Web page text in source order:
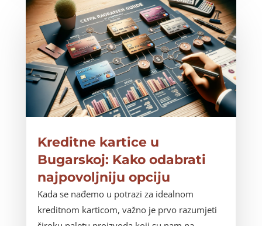
Kreditne kartice u
Bugarskoj: Kako odabrati
najpovoljniju opciju
Kada se nađemo u potrazi za idealnom
kreditnom karticom, važno je prvo razumjeti